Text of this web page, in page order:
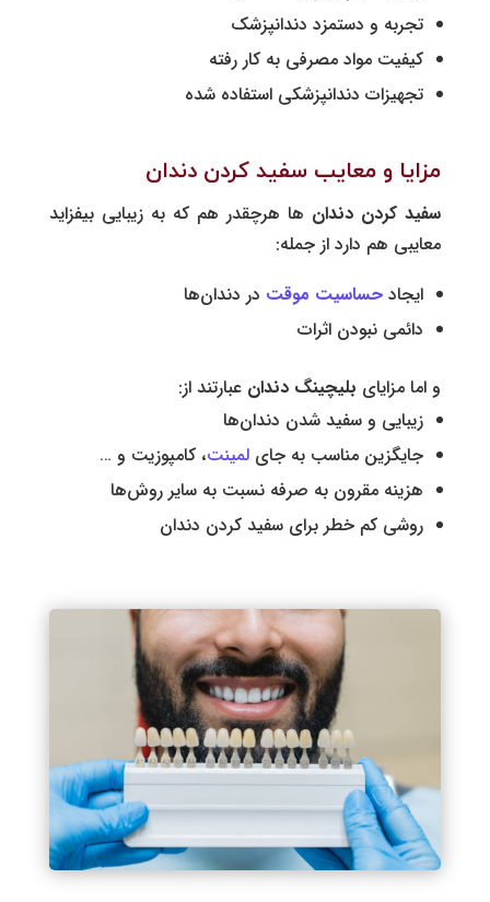
تجربه و دستمزد دندانپزشک
کیفیت مواد مصرفی به کار رفته
تجهیزات دندانپزشکی استفاده شده
مزایا و معایب سفید کردن دندان
سفید کردن دندان ‌ها هرچقدر هم که به زیبایی بیفزاید
معایبی هم دارد از جمله:
ایجاد حساسیت موقت در دندان‌ها
دائمی نبودن اثرات
و اما مزایای بلیچینگ دندان عبارتند از:
زیبایی و سفید شدن دندان‌ها
جایگزین مناسب به جای لمینت، کامپوزیت و …
هزینه مقرون به صرفه نسبت به سایر روش‌ها
روشی کم خطر برای سفید کردن دندان